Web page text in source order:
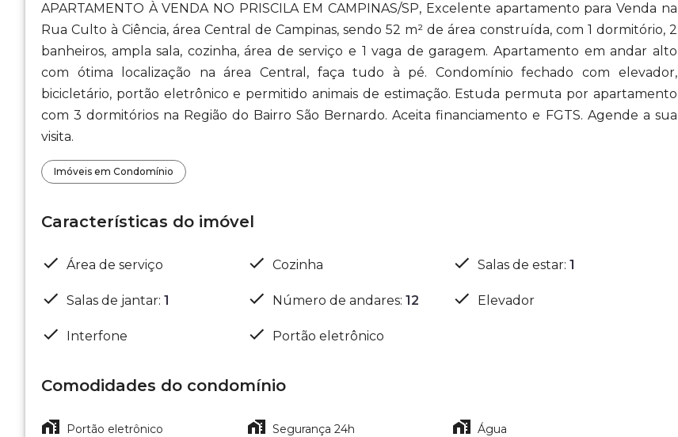
APARTAMENTO À VENDA NO PRISCILA EM CAMPINAS/SP, Excelente apartamento para Venda na
Rua Culto à Ciência, área Central de Campinas, sendo 52 m² de área construída, com 1 dormitório, 2
banheiros, ampla sala, cozinha, área de serviço e 1 vaga de garagem. Apartamento em andar alto
com ótima localização na área Central, faça tudo à pé. Condomínio fechado com elevador,
bicicletário, portão eletrônico e permitido animais de estimação. Estuda permuta por apartamento
com 3 dormitórios na Região do Bairro São Bernardo. Aceita financiamento e FGTS. Agende a sua
visita.
Imóveis em Condomínio
Características do imóvel
Área de serviço Cozinha Salas de estar:1
Salas de jantar: 1 Número de andares: 12 Elevador
Interfone Portão eletrônico
Comodidades do condomínio
Portão eletrônico Segurança 24h Água